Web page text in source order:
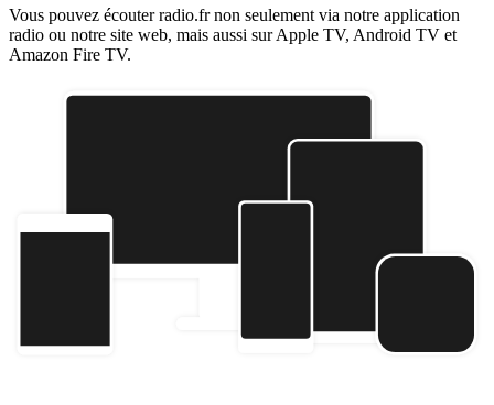
Vous pouvez écouter radio.fr non seulement via notre application
radio ou notre site web, mais aussi sur Apple TV, Android TV et
Amazon Fire TV.